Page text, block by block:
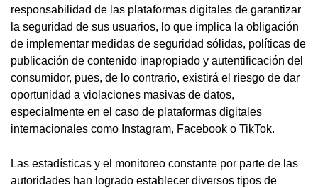
responsabilidad de las plataformas digitales de garantizar
la seguridad de sus usuarios, lo que implica la obligación
de implementar medidas de seguridad sólidas, políticas de
publicación de contenido inapropiado y autentificación del
consumidor, pues, de lo contrario, existirá el riesgo de dar
oportunidad a violaciones masivas de datos,
especialmente en el caso de plataformas digitales
internacionales como Instagram, Facebook o TikTok.
Las estadísticas y el monitoreo constante por parte de las
autoridades han logrado establecer diversos tipos de